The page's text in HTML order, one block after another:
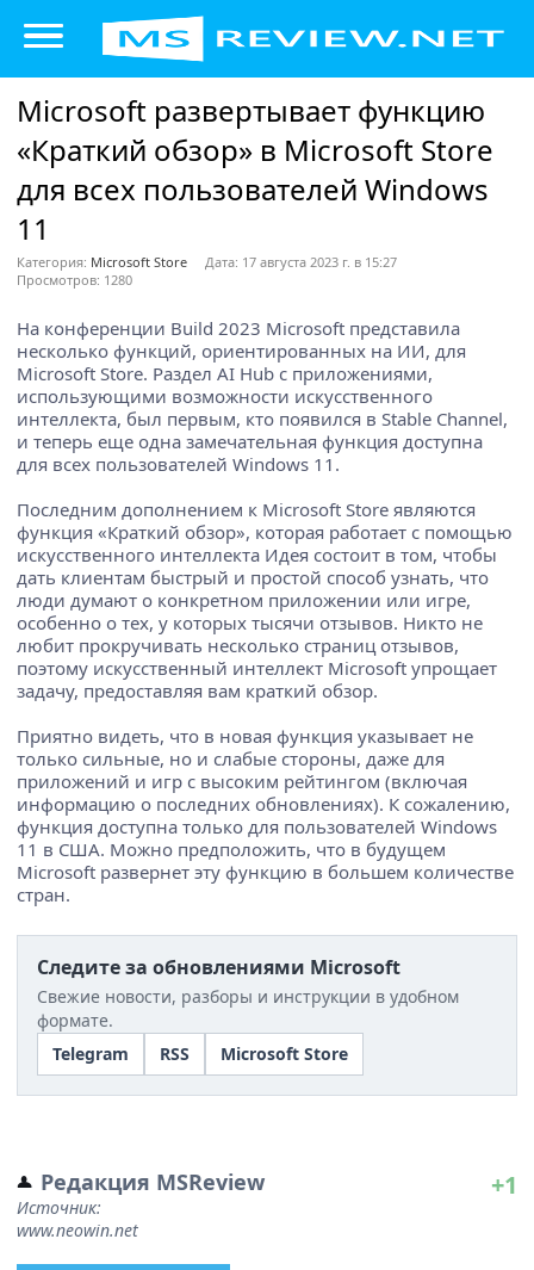
Microsoft развертывает функцию
«Краткий обзор» в Microsoft Store
для всех пользователей Windows
11
Категория: Microsoft Store
Дата: 17 августа 2023 г. в 15:27
Просмотров: 1280
На конференции Build 2023 Microsoft представила
несколько функций, ориентированных на ИИ, для
Microsoft Store. Раздел AI Hub с приложениями,
использующими возможности искусственного
интеллекта, был первым, кто появился в Stable Channel,
и теперь еще одна замечательная функция доступна
для всех пользователей Windows 11.
Последним дополнением к Microsoft Store являются
функция «Краткий обзор», которая работает с помощью
искусственного интеллекта Идея состоит в том, чтобы
дать клиентам быстрый и простой способ узнать, что
люди думают о конкретном приложении или игре,
особенно о тех, у которых тысячи отзывов. Никто не
любит прокручивать несколько страниц отзывов,
поэтому искусственный интеллект Microsoft упрощает
задачу, предоставляя вам краткий обзор.
Приятно видеть, что в новая функция указывает не
только сильные, но и слабые стороны, даже для
приложений и игр с высоким рейтингом (включая
информацию о последних обновлениях). К сожалению,
функция доступна только для пользователей Windows
11 в США. Можно предположить, что в будущем
Microsoft развернет эту функцию в большем количестве
стран.
Следите за обновлениями Microsoft
Свежие новости, разборы и инструкции в удобном
формате.
Telegram
RSS Microsoft Store
Редакция MSReview
Источник:
www.neowin.net
+1